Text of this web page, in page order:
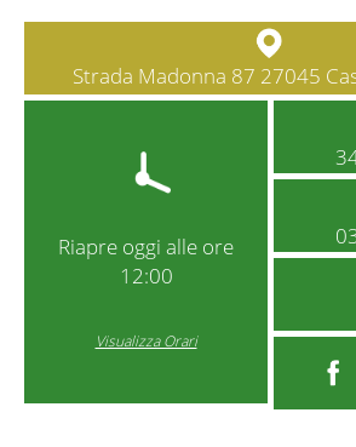
Strada Madonna 87 27045
Riapre oggi alle ore
12:00
Visualizza Orari